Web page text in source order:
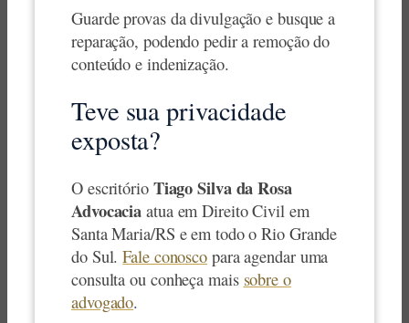
Guarde provas da divulgação e busque a
reparação, podendo pedir a remoção do
conteúdo e indenização.
Teve sua privacidade
exposta?
O escritório Tiago Silva da Rosa
Advocacia atua em Direito Civil em
Santa Maria/RS e em todo o Rio Grande
do Sul.Fale conosco para agendar uma
consulta ou conheça mais sobre o
advogado.